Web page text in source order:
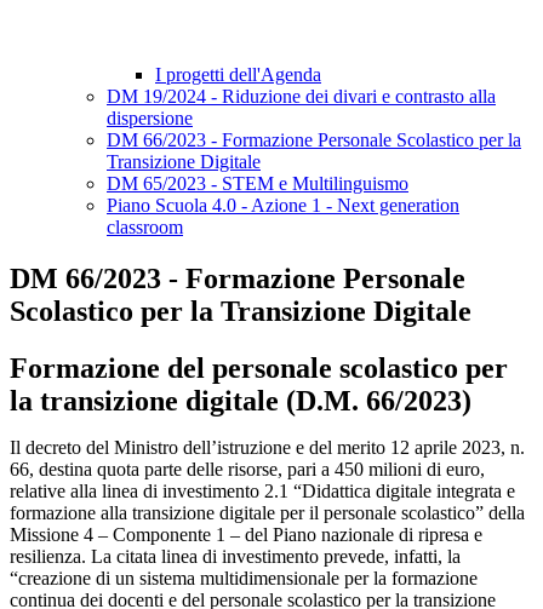
I progetti dell'Agenda
DM 19/2024 - Riduzione dei divari e contrasto alla
dispersione
DM 66/2023 - Formazione Personale Scolastico per la
Transizione Digitale
DM 65/2023 - STEM e Multilinguismo
Piano Scuola 4.0 - Azione 1 - Next generation
classroom
DM 66/2023 - Formazione Personale
Scolastico per la Transizione Digitale
Formazione del personale scolastico per
la transizione digitale (D.M. 66/2023)
Il decreto del Ministro dell’istruzione e del merito 12 aprile 2023, n.
66, destina quota parte delle risorse, pari a 450 milioni di euro,
relative alla linea di investimento 2.1 “Didattica digitale integrata e
formazione alla transizione digitale per il personale scolastico” della
Missione 4 – Componente 1 – del Piano nazionale di ripresa e
resilienza. La citata linea di investimento prevede, infatti, la
“creazione di un sistema multidimensionale per la formazione
continua dei docenti e del personale scolastico per la transizione